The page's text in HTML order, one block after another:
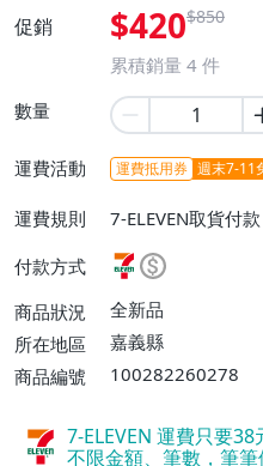
促銷 $420$850
累積銷量 4 件
數量
運費活動 運費抵用券 週末7-11
運費規則
7-ELEVEN取貨付
5、消費滿$1500
件運費$60、消費
付款方式
商品狀況
全新品
所在地區
嘉義縣
商品編號
100282260278
7-ELEVEN 運費只要38
不限金額、筆數，筆筆